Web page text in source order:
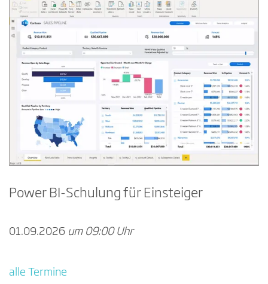
Power BI-Schulung für Einsteiger
01.09.2026 um 09:00 Uhr
alle Termine